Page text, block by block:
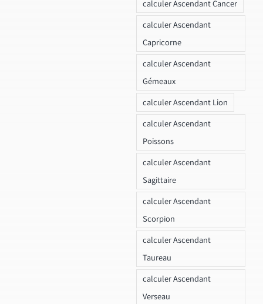
calculer Ascendant Cancer
calculer Ascendant
Capricorne
calculer Ascendant
Gémeaux
calculer Ascendant Lion
calculer Ascendant
Poissons
calculer Ascendant
Sagittaire
calculer Ascendant
Scorpion
calculer Ascendant
Taureau
calculer Ascendant
Verseau